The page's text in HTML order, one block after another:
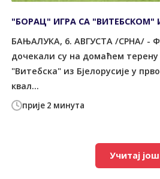
прије 2 минута
"БОРАЦ" ИГРА СА "ВИТЕБСКОМ"
БАЊАЛУКА, 6. АВГУСТА /СРНА/ -
дочекали су на домаћем
"Витебска" из Бјелорусије у
квал...
Учитај још